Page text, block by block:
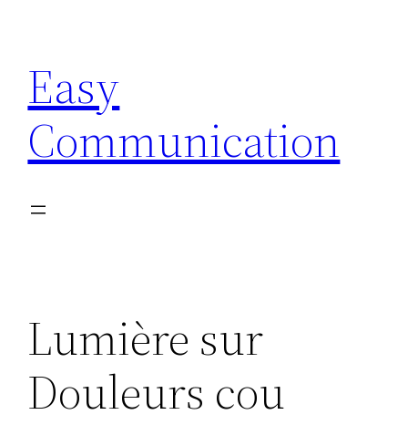
contenu
Easy
Communication
Lumière sur
Douleurs cou